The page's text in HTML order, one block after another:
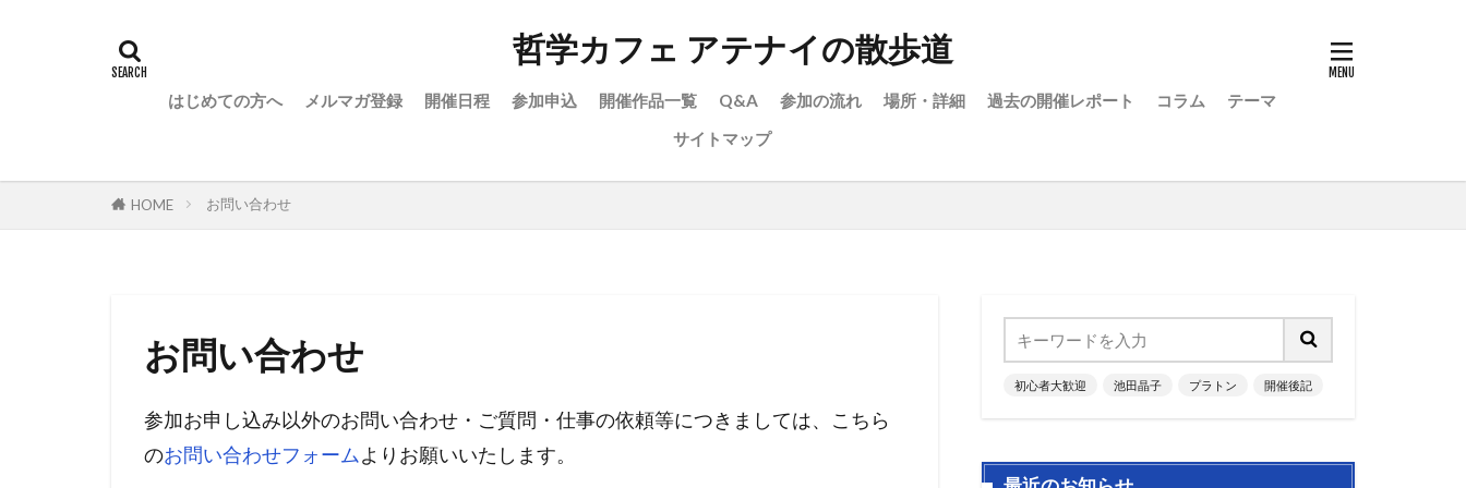
哲学カフェ アテナイの散歩道
はじめての方へ メルマガ登録 開催日程 参加申込 開催作品一覧 Q&A 参加の流れ 場所・詳細 過去の開催レポート コラム
テーマ
サイトマップ
HOME お問い合わせ
お問い合わせ
参加お申し込み以外のお問い合わせ・ご質問・仕事の依頼等につきましては、こちら
のお問い合わせフォームよりお願いいたします。
初心者大歓迎 池田晶子 プラトン 開催後記